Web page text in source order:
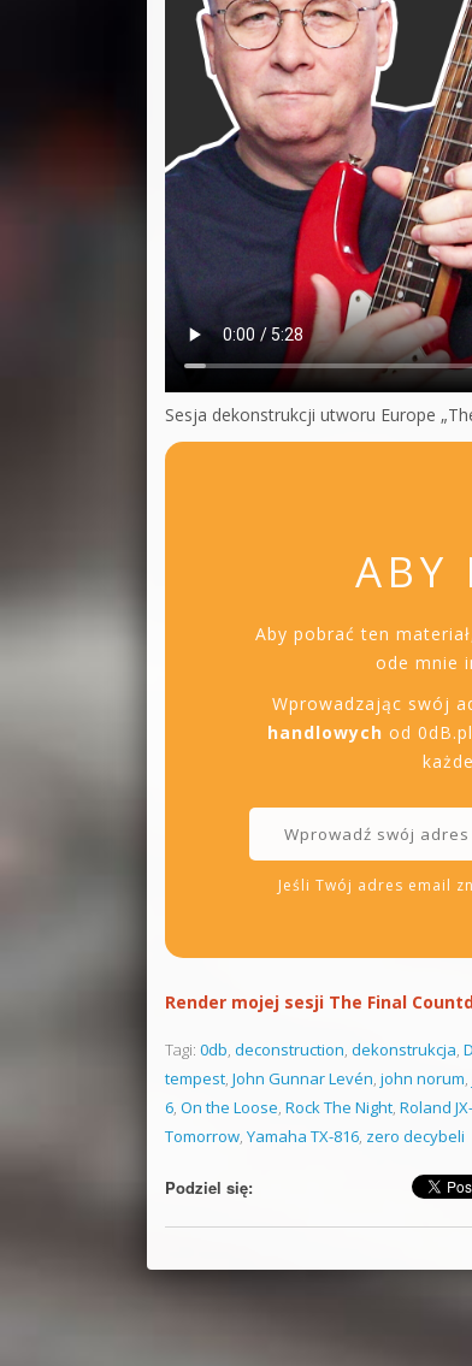
Sesja dekonstrukcji utworu Europe
ABY
Aby pobrać ten
ode mnie
Wprowadzając swój
handlowych od
Jeśli Twój adres email
Render mojej sesji The Final
Tagi: 0db, deconstruction, dekonstrukcja,
tempest, John Gunnar Levén, john norum,
6, On the Loose, Rock The Night, Roland
Tomorrow, Yamaha TX-816, zero decybeli
Podziel się: